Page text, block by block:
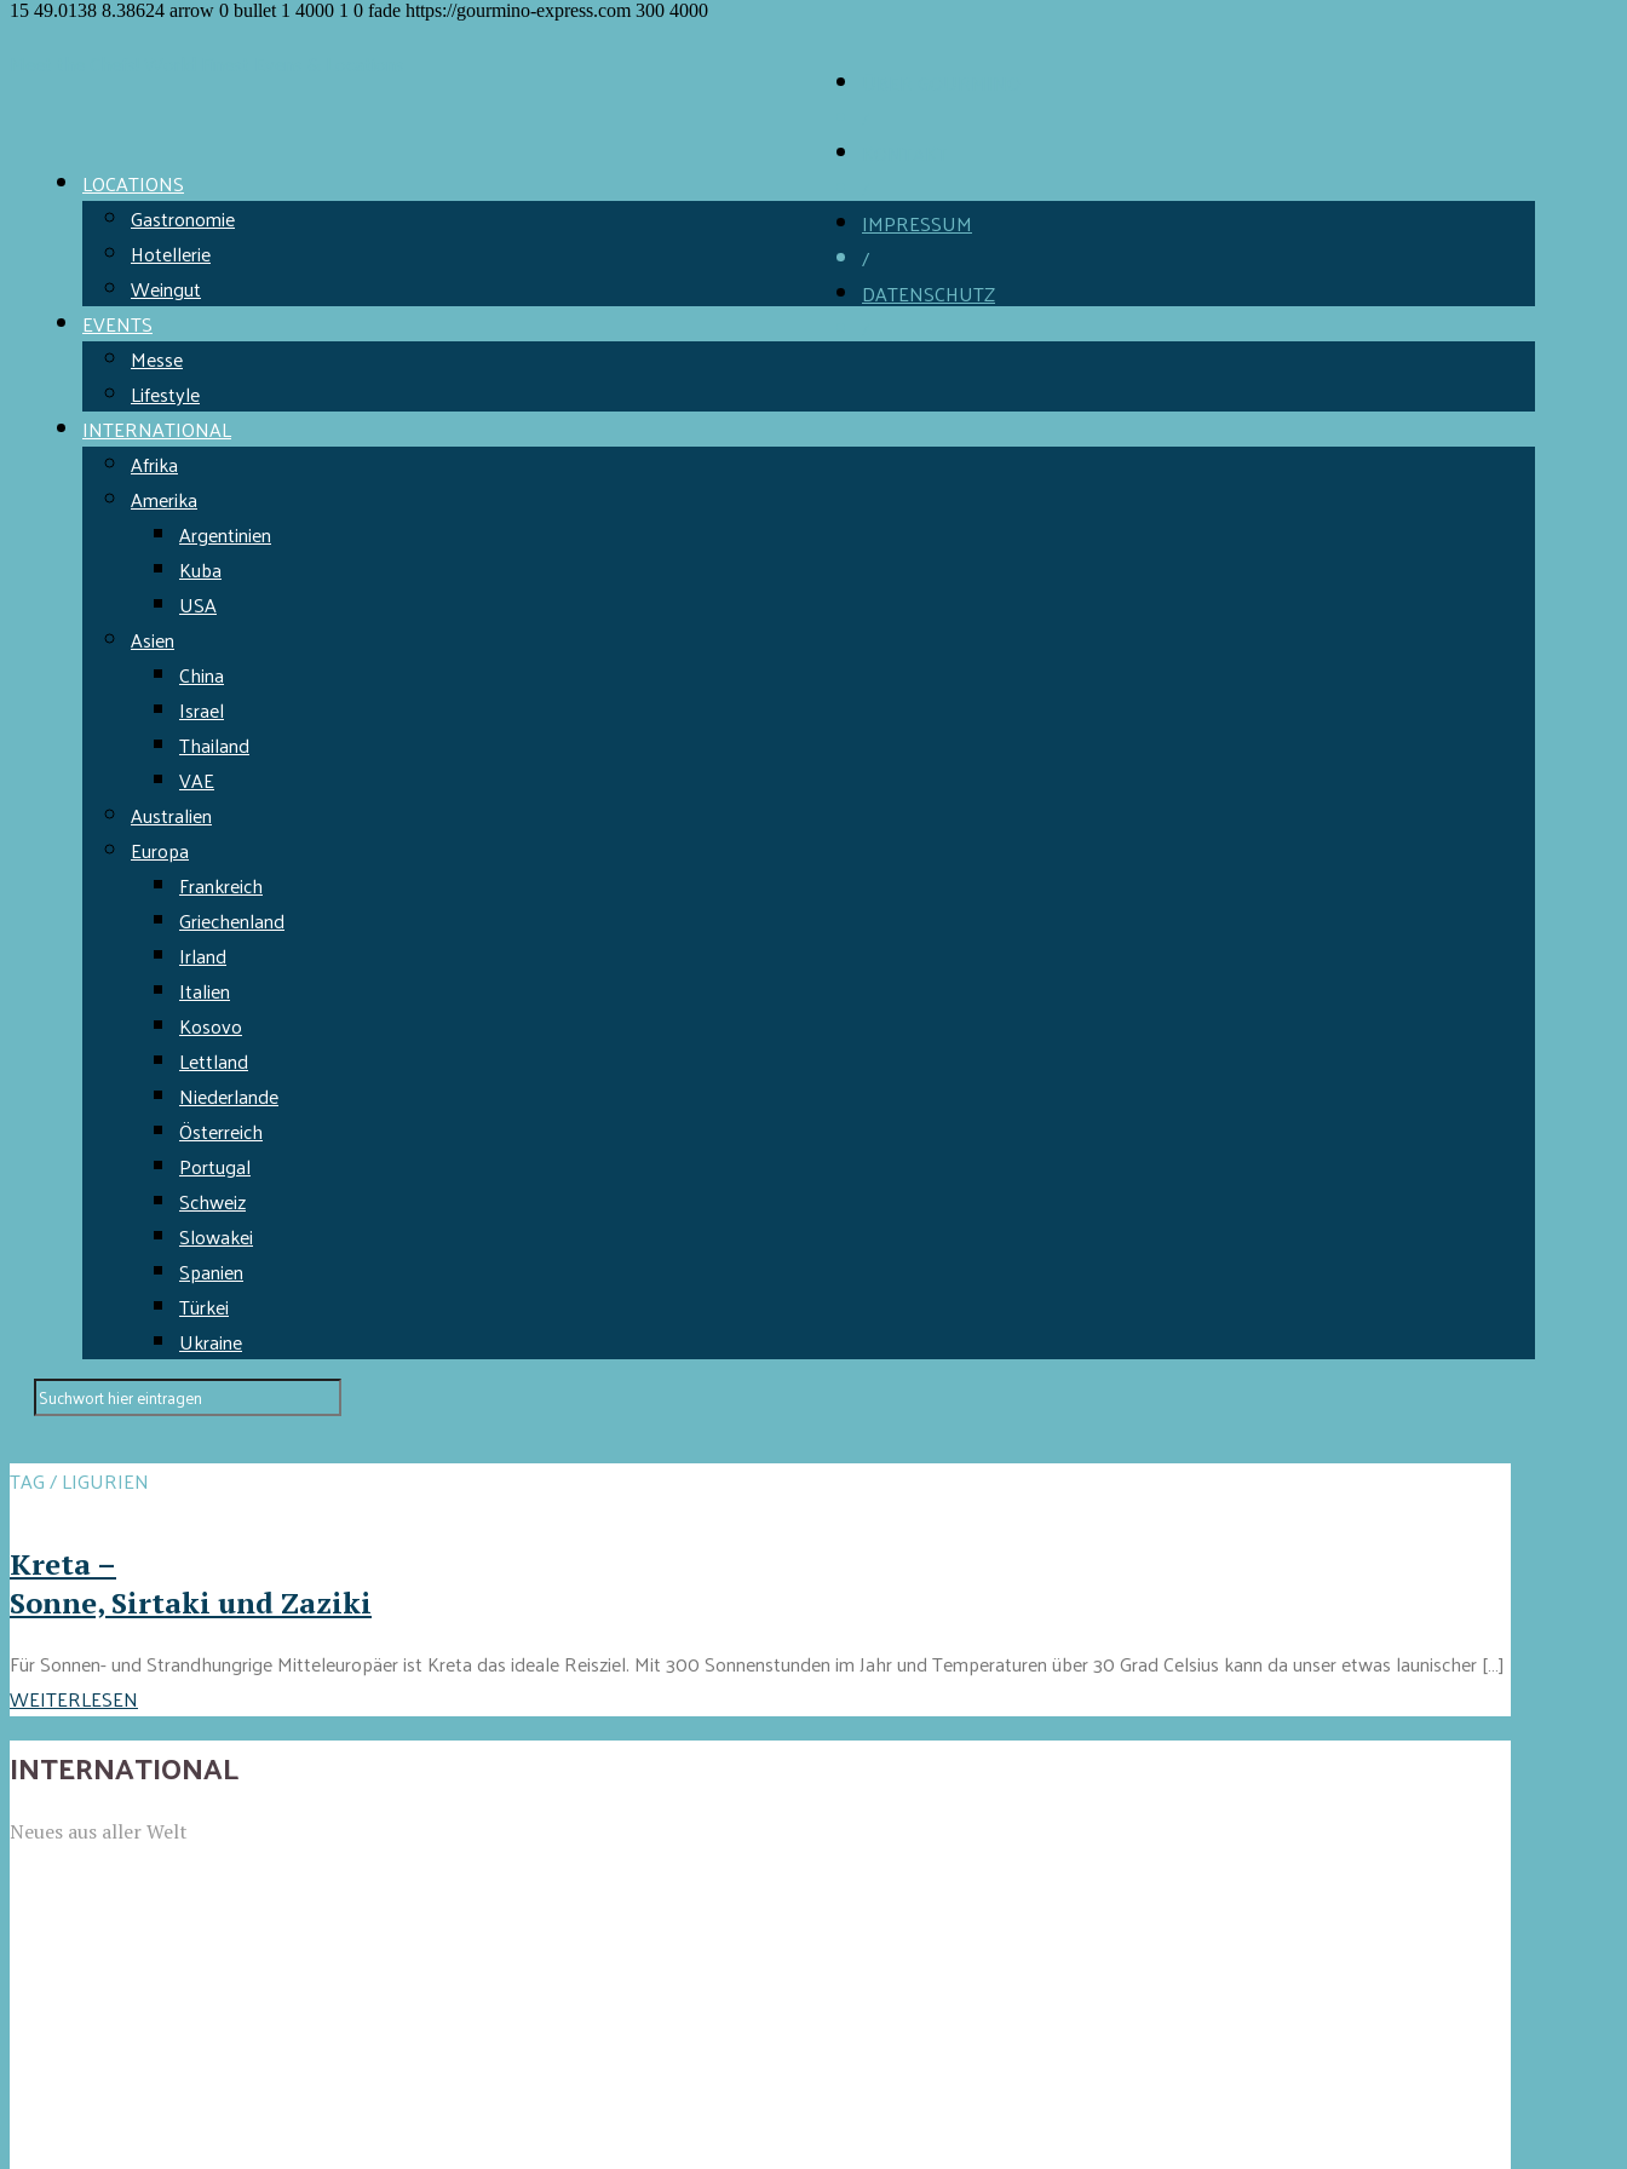
15 49.0138 8.38624 arrow 0 bullet 1 4000 1 0 fade https://gourmino-express.com 300 4000
IMPRESSUM
/
DATENSCHUTZ
LOCATIONS
Gastronomie
Hotellerie
Weingut
EVENTS
Messe
Lifestyle
INTERNATIONAL
Afrika
Amerika
Argentinien
Kuba
USA
Asien
China
Israel
Thailand
VAE
Australien
Europa
Frankreich
Griechenland
Irland
Italien
Kosovo
Lettland
Niederlande
Österreich
Portugal
Schweiz
Slowakei
Spanien
Türkei
Ukraine
TAG / LIGURIEN
Kreta –
Sonne, Sirtaki und Zaziki
Für Sonnen- und Strandhungrige Mitteleuropäer ist Kreta das ideale Reisziel. Mit 300 Sonnenstunden im Jahr und Temperaturen über 30 Grad Celsius kann da unser etwas launischer […]
WEITERLESEN
INTERNATIONAL
Neues aus aller Welt